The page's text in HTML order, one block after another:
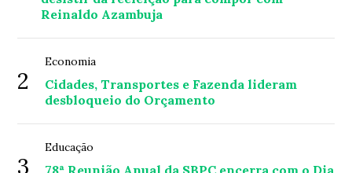
Reinaldo Azambuja
2
Economia
Cidades, Transportes e Fazenda lideram
desbloqueio do Orçamento
3
Educação